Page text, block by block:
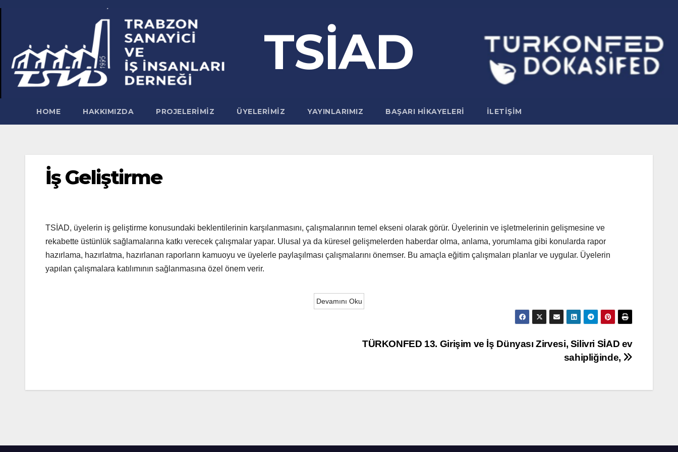
Skip
TSİAD
HOME HAKKIMIZDA PROJELERIMIZ ÜYELERIMIZ YAYINLARIMIZ BAŞARI HIKAYELERI İLETIŞIM
İş Geliştirme
TSİAD, üyelerin iş geliştirme konusundaki beklentilerinin karşılanmasını, çalışmalarının temel ekseni olarak görür. Üyelerinin ve işletmelerinin gelişmesine ve
rekabette üstünlük sağlamalarına katkı verecek çalışmalar yapar. Ulusal ya da küresel gelişmelerden haberdar olma, anlama, yorumlama gibi konularda rapor
hazırlama, hazırlatma, hazırlanan raporların kamuoyu ve üyelerle paylaşılması çalışmalarını önemser. Bu amaçla eğitim çalışmaları planlar ve uygular. Üyelerin
yapılan çalışmalara katılımının sağlanmasına özel önem verir.
Devamını Oku
TÜRKONFED 13. Girişim ve İş Dünyası Zirvesi, Silivri SİAD ev
sahipliğinde,